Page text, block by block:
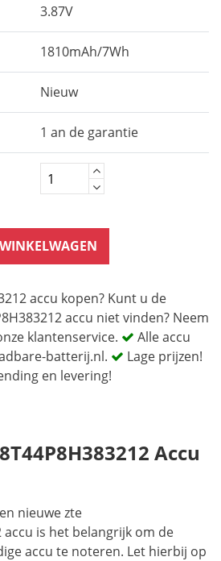
3.87V
1810mAh/7Wh
Nieuw
1 an de garantie
accu kopen? Kunt u de
accu niet vinden? Neem
klantenservice.
Alle accu
batterij.nl.
Lage prijzen!
en levering!
Accu
nieuwe zte
accu is het belangrijk om de
accu te noteren. Let hierbij op